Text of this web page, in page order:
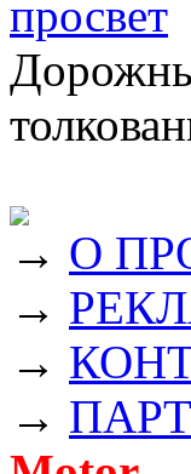
→ О
→
→
→